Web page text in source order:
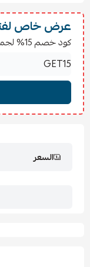
تعليمات الغسيل
يُغسل بماء بارد أو فاتر (أقصى
يُمنع استخدام
يُجفف في
يُكوى على
النقش.
هل القماش ناعم
هل يناسب
عرض خاص
كود خصم 15% لجميع المنتجات
السعر